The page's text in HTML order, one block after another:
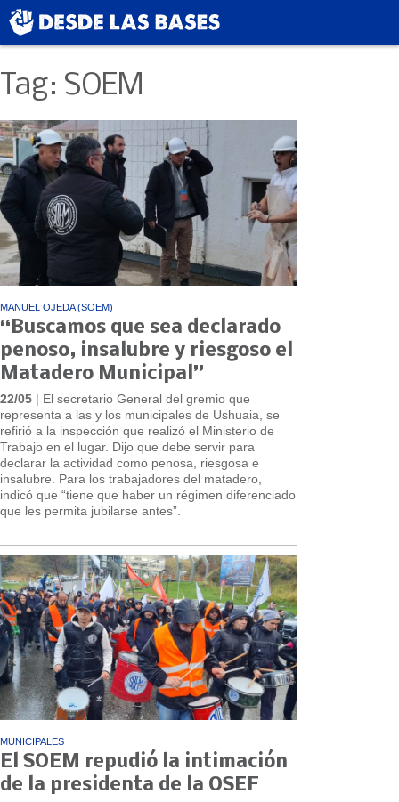
Tag: SOEM
MANUEL OJEDA (SOEM)
“Buscamos que sea declarado
penoso, insalubre y riesgoso el
Matadero Municipal”
22/05 | El secretario General del gremio que
representa a las y los municipales de Ushuaia, se
refirió a la inspección que realizó el Ministerio de
Trabajo en el lugar. Dijo que debe servir para
declarar la actividad como penosa, riesgosa e
insalubre. Para los trabajadores del matadero,
indicó que “tiene que haber un régimen diferenciado
que les permita jubilarse antes”.
MUNICIPALES
El SOEM repudió la intimación
de la presidenta de la OSEF